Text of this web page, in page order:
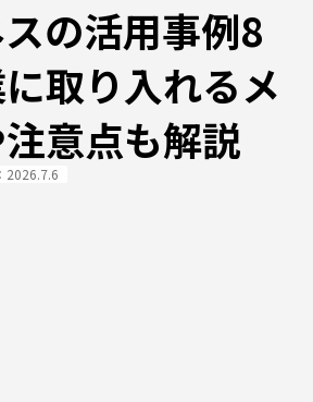
の活用事例8
取り入れるメ
意点も解説
2026.7.6